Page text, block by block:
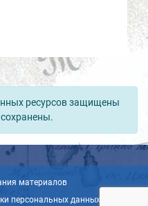
ресурсов защищены
материалов
персональных данных